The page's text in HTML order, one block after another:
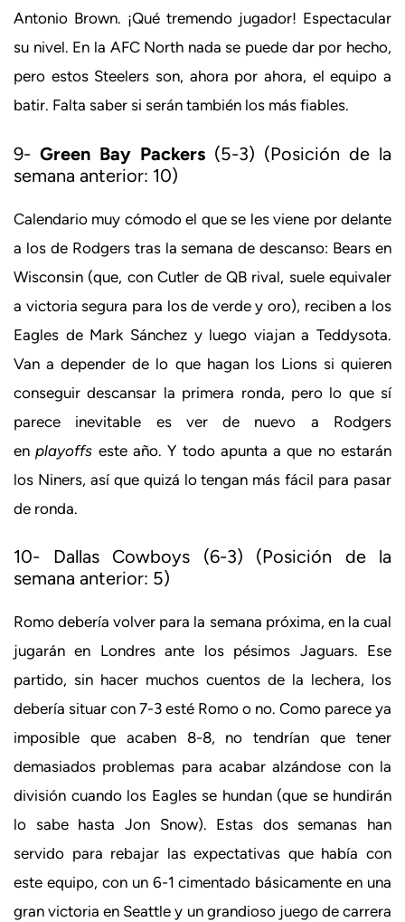
Antonio Brown. ¡Qué tremendo jugador! Espectacular
su nivel. En la AFC North nada se puede dar por hecho,
pero estos Steelers son, ahora por ahora, el equipo a
batir. Falta saber si serán también los más fiables.
9- Green Bay Packers (5-3) (Posición de la
semana anterior: 10)
Calendario muy cómodo el que se les viene por delante
a los de Rodgers tras la semana de descanso: Bears en
Wisconsin (que, con Cutler de QB rival, suele equivaler
a victoria segura para los de verde y oro), reciben a los
Eagles de Mark Sánchez y luego viajan a Teddysota.
Van a depender de lo que hagan los Lions si quieren
conseguir descansar la primera ronda, pero lo que sí
parece inevitable es ver de nuevo a Rodgers
enplayoffs este año. Y todo apunta a que no estarán
los Niners, así que quizá lo tengan más fácil para pasar
de ronda.
10- Dallas Cowboys (6-3) (Posición de la
semana anterior: 5)
Romo debería volver para la semana próxima, en la cual
jugarán en Londres ante los pésimos Jaguars. Ese
partido, sin hacer muchos cuentos de la lechera, los
debería situar con 7-3 esté Romo o no. Como parece ya
imposible que acaben 8-8, no tendrían que tener
demasiados problemas para acabar alzándose con la
división cuando los Eagles se hundan (que se hundirán
lo sabe hasta Jon Snow). Estas dos semanas han
servido para rebajar las expectativas que había con
este equipo, con un 6-1 cimentado básicamente en una
gran victoria en Seattle y un grandioso juego de carrera